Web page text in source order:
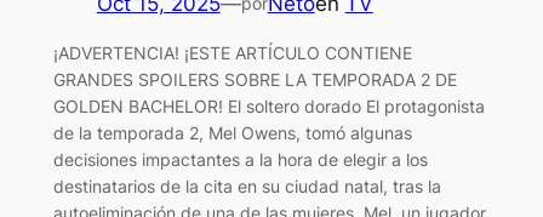
¡ADVERTENCIA! ¡ESTE ARTÍCULO CONTIENE
GRANDES SPOILERS SOBRE LA TEMPORADA 2 DE
GOLDEN BACHELOR! El soltero dorado El protagonista
de la temporada 2, Mel Owens, tomó algunas
decisiones impactantes a la hora de elegir a los
destinatarios de la cita en su ciudad natal, tras la
autoeliminación de una de las mujeres. Mel, un jugador